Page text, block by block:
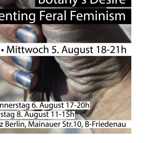
mars 2025
d'été
Berlin-Die
Die-Berlin
EXTRA-Lecture-performance
Berlin-Die
Die-Berlin
d'été